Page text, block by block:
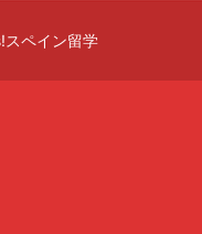
ペイン留学